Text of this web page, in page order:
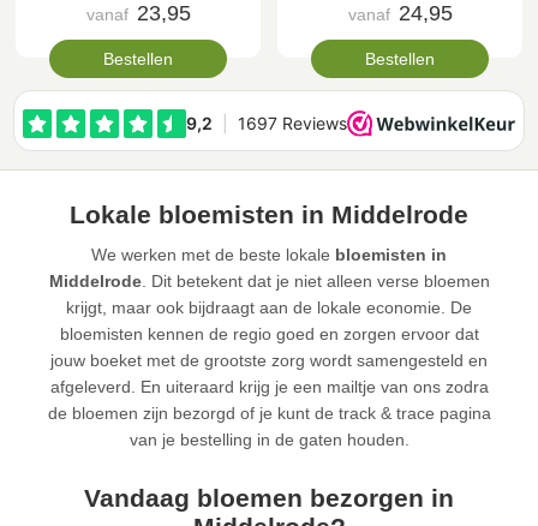
vanaf 23,95
Bestellen
vanaf 24,95
Bestellen
Lokale bloemisten in Middelrode
We werken met de beste lokale bloemisten in
Middelrode. Dit betekent dat je niet alleen verse bloemen
krijgt, maar ook bijdraagt aan de lokale economie. De
bloemisten kennen de regio goed en zorgen ervoor dat
jouw boeket met de grootste zorg wordt samengesteld en
afgeleverd. En uiteraard krijg je een mailtje van ons zodra
de bloemen zijn bezorgd of je kunt de track & trace pagina
van je bestelling in de gaten houden.
Vandaag bloemen bezorgen in